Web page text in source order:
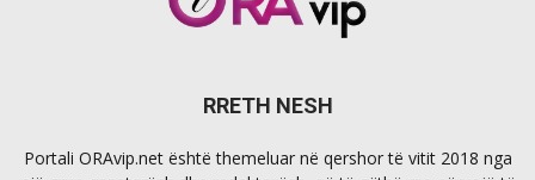
RRETH NESH
Portali ORAvip.net është themeluar në qershor të vitit 2018 nga